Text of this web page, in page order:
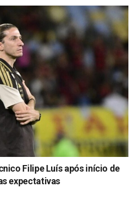
Filipe Luís após início de
expectativas